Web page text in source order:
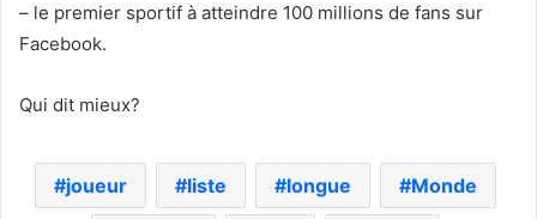
– le premier sportif à atteindre 100 millions de fans sur
Facebook.
Qui dit mieux?
joueur liste longue Monde